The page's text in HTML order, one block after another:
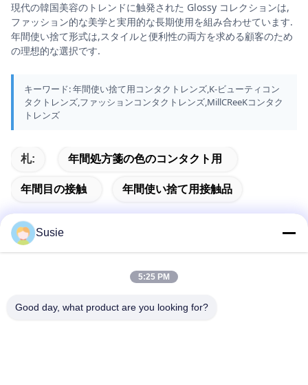
現代の韓国美容のトレンドに触発された Glossy コレクションは,
ファッション的な美学と実用的な長期使用を組み合わせています.
年間使い捨て形式は,スタイルと便利性の両方を求める顧客のため
の理想的な選択です.
キーワード: 年間使い捨て用コンタクトレンズ,K-ビューティコン
タクトレンズ,ファッションコンタクトレンズ,MillCReeKコンタク
トレンズ
札: 年間処方箋の色のコンタクト用
年間目の接触 年間使い捨て用接触品
住所
Susie
5:25 PM
Good day, what product are you looking for?